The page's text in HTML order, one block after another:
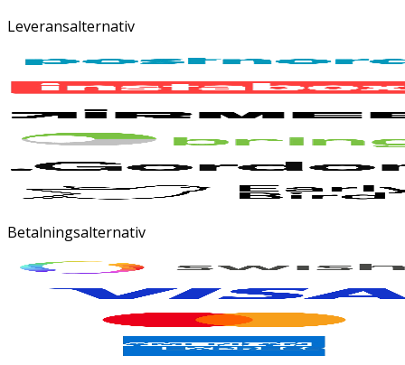
Leveransalternativ
Betalningsalternativ